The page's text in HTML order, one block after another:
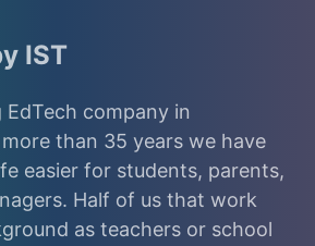
IST
EdTech company in
than 35 years we have
easier for students, parents,
Half of us that work
as teachers or school